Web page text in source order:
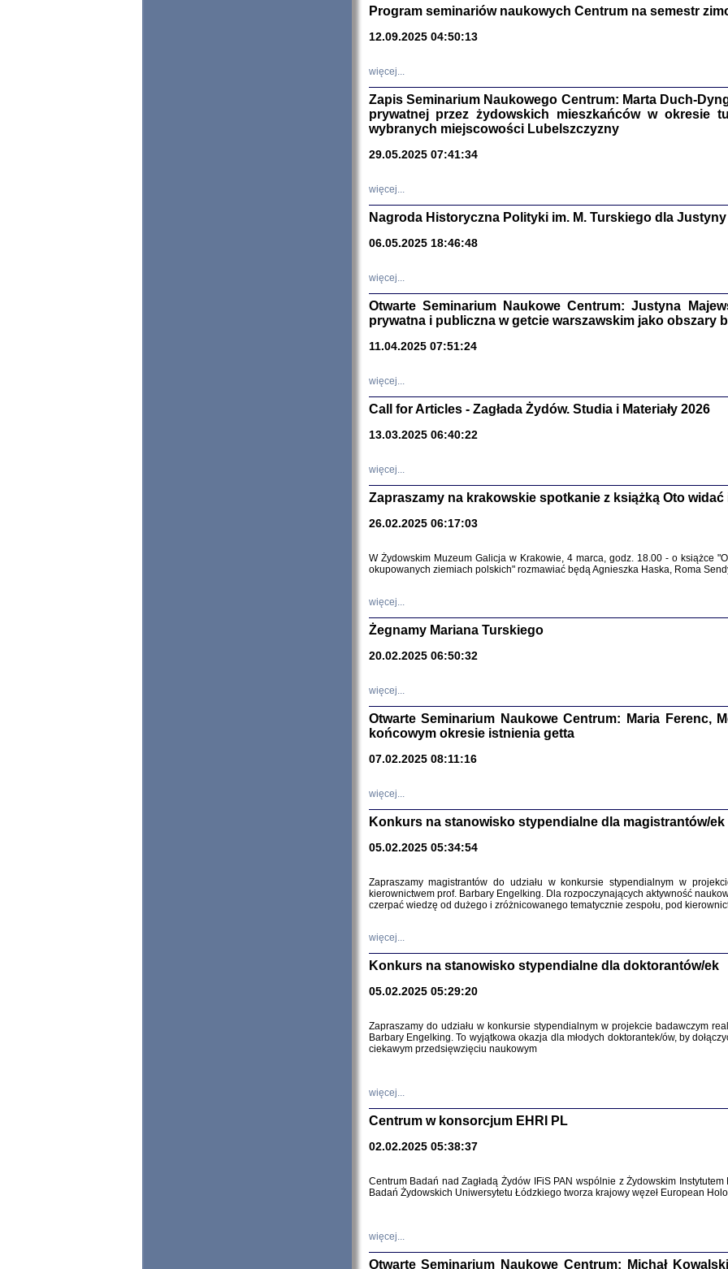
red. i
Stanisław
Warszawa
Pisma
Warszawie
SZCZĘŚCIE
Program seminariów naukowych Centrum na semestr
12.09.2025 04:50:13
więcej...
Zapis Seminarium Naukowego Centrum: Marta Duch-
prywatnej przez żydowskich mieszkańców w okresie
wybranych miejscowości Lubelszczyzny
29.05.2025 07:41:34
więcej...
Nagroda Historyczna Polityki im. M. Turskiego dla
06.05.2025 18:46:48
więcej...
Otwarte Seminarium Naukowe Centrum: Justyna
prywatna i publiczna w getcie warszawskim jako obszary
11.04.2025 07:51:24
więcej...
Call for Articles - Zagłada Żydów. Studia i Materiały 2026
13.03.2025 06:40:22
więcej...
Zapraszamy na krakowskie spotkanie z książką Oto widać
26.02.2025 06:17:03
W Żydowskim Muzeum Galicja w Krakowie, 4 marca, godz. 18.00 - o książce
okupowanych ziemiach polskich" rozmawiać będą Agnieszka Haska, Roma
więcej...
Żegnamy Mariana Turskiego
20.02.2025 06:50:32
więcej...
Otwarte Seminarium Naukowe Centrum: Maria Ferenc,
końcowym okresie istnienia getta
07.02.2025 08:11:16
więcej...
Konkurs na stanowisko stypendialne dla magistrantów/ek
05.02.2025 05:34:54
Zapraszamy magistrantów do udziału w konkursie stypendialnym w
kierownictwem prof. Barbary Engelking. Dla rozpoczynających aktywność
czerpać wiedzę od dużego i zróżnicowanego tematycznie zespołu, pod
więcej...
Konkurs na stanowisko stypendialne dla doktorantów/ek
05.02.2025 05:29:20
Zapraszamy do udziału w konkursie stypendialnym w projekcie badawczym
Barbary Engelking. To wyjątkowa okazja dla młodych doktorantek/ów, by
ciekawym przedsięwzięciu naukowym
więcej...
Centrum w konsorcjum EHRI PL
02.02.2025 05:38:37
Centrum Badań nad Zagładą Żydów IFiS PAN wspólnie z Żydowskim
Badań Żydowskich Uniwersytetu Łódzkiego tworza krajowy węzeł European
więcej...
Otwarte Seminarium Naukowe Centrum: Michał